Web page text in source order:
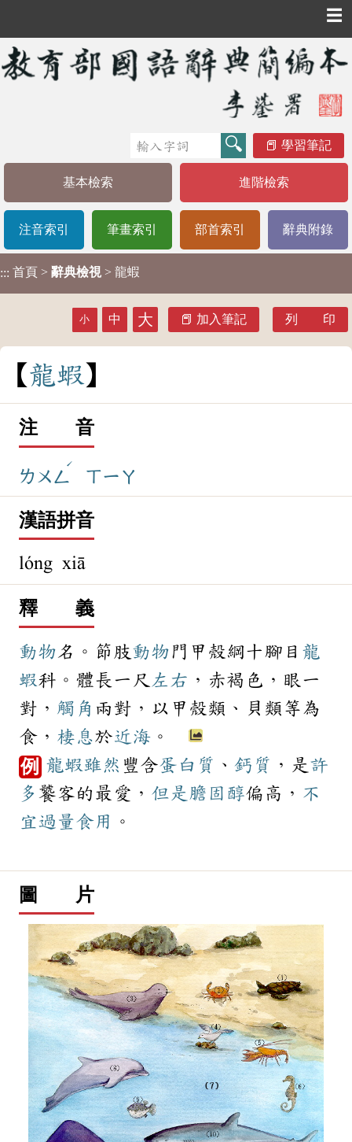
☰
學習筆記
基本檢索 進階檢索
注音索引 筆畫索引 部首索引 辭典附錄
::: 首頁 > 辭典檢視 > 龍蝦
小 中 大 加入筆記 列 印
龍蝦
注 音
ㄌㄨㄥ
ˊ
ㄒㄧㄚ
漢語拼音
lóng xiā
釋 義
動物名。節肢動物門甲殼綱十腳目 龍
蝦科。體長一尺 左右 ，赤褐色，眼一
對， 觸角 兩對，以甲殼類、貝類等為
食， 棲息於近海 。
例 龍蝦雖然 豐含蛋白質 、 鈣質 ，是 許
多 饕客的最愛， 但是 膽固醇偏高， 不
宜過量食用 。
圖 片